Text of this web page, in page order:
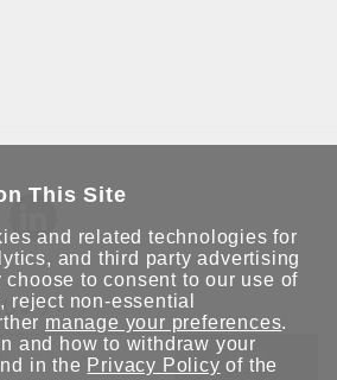
ょう！
送信
This Site
and related technologies for
and third party advertising
choose to consent to our use of
reject non-essential
manage your preferences.
and how to withdraw your
in the Privacy Policy of the